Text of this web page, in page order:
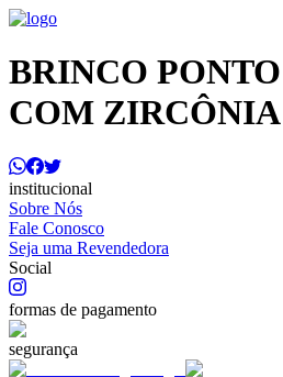
BRINCO
COM ZIRCÔNIA
institucional
Sobre Nós
Fale Conosco
Seja uma Revendedora
Social
formas de pagamento
segurança